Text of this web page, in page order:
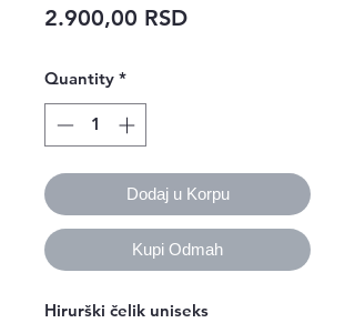
2.900,00 RSDPrice
Quantity *
Dodaj u Korpu
Kupi Odmah
Hirurški čelik uniseks